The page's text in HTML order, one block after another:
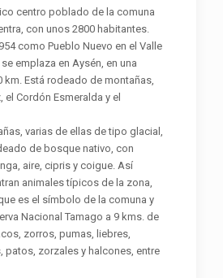
centro poblado de la comuna
con unos 2800 habitantes.
como Pueblo Nuevo en el Valle
emplaza en Aysén, en una
km. Está rodeado de montañas,
el Cordón Esmeralda y el
varias de ellas de tipo glacial,
de bosque nativo, con
aire, cipris y coigue. Así
animales típicos de la zona,
es el símbolo de la comuna y
Nacional Tamago a 9 kms. de
zorros, pumas, liebres,
patos, zorzales y halcones, entre